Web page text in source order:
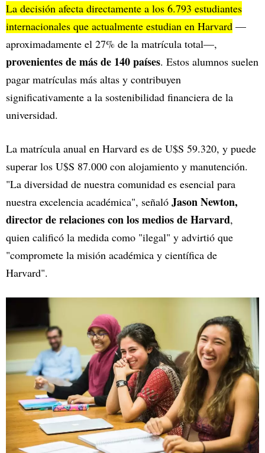
La decisión afecta directamente a los 6.793 estudiantes
internacionales que actualmente estudian en Harvard —
aproximadamente el 27% de la matrícula total—,
provenientes de más de 140 países. Estos alumnos suelen
pagar matrículas más altas y contribuyen
significativamente a la sostenibilidad financiera de la
universidad.
La matrícula anual en Harvard es de U$S 59.320, y puede
superar los U$S 87.000 con alojamiento y manutención.
"La diversidad de nuestra comunidad es esencial para
nuestra excelencia académica", señaló Jason Newton,
director de relaciones con los medios de Harvard,
quien calificó la medida como "ilegal" y advirtió que
"compromete la misión académica y científica de
Harvard".